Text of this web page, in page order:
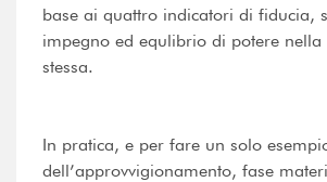
base ai quattro indicatori di fiducia,
impegno ed equlibrio di potere nella
stessa.
In pratica, e per fare un solo
dell’approvvigionamento, fase